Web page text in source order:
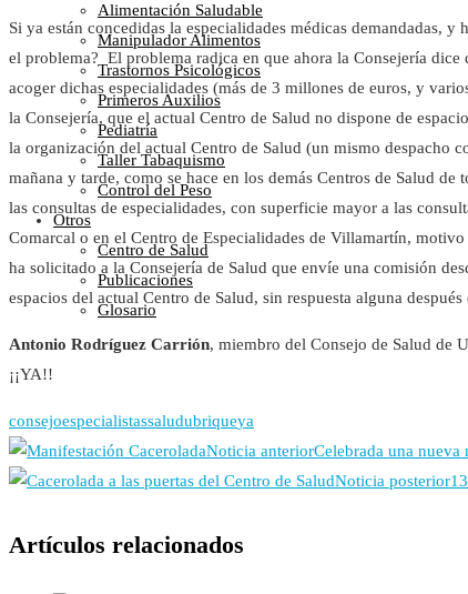
Alimentación Saludable
Manipulador Alimentos
Trastornos Psicológicos
Primeros Auxilios
Pediatría
Taller Tabaquismo
Control del Peso
Otros
Centro de Salud
Publicaciones
Glosario
Si ya están concedidas la especialidades médicas demandadas,
el problema? El problema radica en que ahora la Consejería
acoger dichas especialidades (más de 3 millones de euros, y
la Consejería, que el actual Centro de Salud no dispone de
la organización del actual Centro de Salud (un mismo despacho
mañana y tarde, como se hace en los demás Centros de Salud
las consultas de especialidades, con superficie mayor a las
Comarcal o en el Centro de Especialidades de Villamartín,
ha solicitado a la Consejería de Salud que envíe una comisión
espacios del actual Centro de Salud, sin respuesta alguna después
Antonio Rodríguez Carrión, miembro del Consejo de Salud de
¡¡YA!!
consejoespecialistassaludubriqueya
Noticia anteriorCelebrada una nueva
Noticia posterior
Artículos relacionados